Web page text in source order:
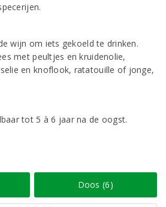
wijn om iets gekoeld te drinken.
met peultjes en kruidenolie,
en knoflook, ratatouille of jonge,
tot 5 à 6 jaar na de oogst.
Doos (6)